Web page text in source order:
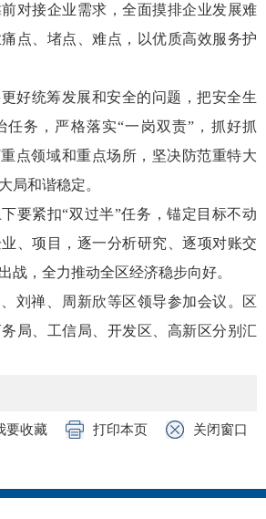
对接企业需求，全面摸排企业发展难
点、堵点、难点，以优质高效服务护
好统筹发展和安全的问题，把安全生
任务，严格落实“一岗双责”，抓好抓
点领域和重点场所，坚决防范重特大
局和谐稳定。
要紧扣“双过半”任务，锚定目标不动
、项目，逐一分析研究、逐项对账交
战，全力推动全区经济稳步向好。
刘禅‌、‌周新欣等区领导参加会议。区
局、工信局、开发区、高新区分别汇
要收藏 打印本页 关闭窗口